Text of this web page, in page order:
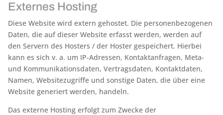
Externes Hosting
Diese Website wird extern gehostet. Die personenbezogenen
Daten, die auf dieser Website erfasst werden, werden auf
den Servern des Hosters / der Hoster gespeichert. Hierbei
kann es sich v. a. um IP-Adressen, Kontaktanfragen, Meta-
und Kommunikationsdaten, Vertragsdaten, Kontaktdaten,
Namen, Websitezugriffe und sonstige Daten, die über eine
Website generiert werden, handeln.
Das externe Hosting erfolgt zum Zwecke der